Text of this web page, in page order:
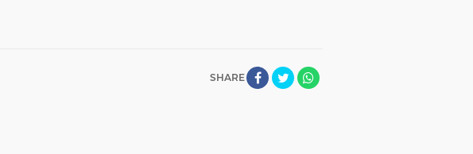
SHARE